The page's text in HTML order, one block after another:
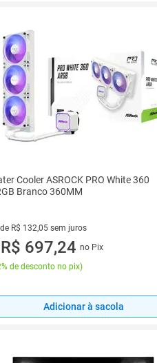
Cooler ASROCK PRO White 360
Branco 360MM
R$ 132,05 sem juros
de R$ 132,05 sem juros
R$ 697,24 no Pix
de desconto no pix)
Adicionar à sacola